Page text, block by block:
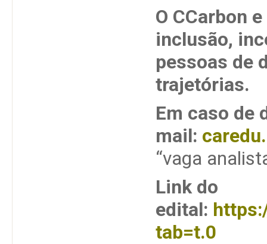
O CCarbon
inclusão,
pessoas de
trajetórias.
Em caso de
mail:
“vaga
Link do
edital:
tab=t.0